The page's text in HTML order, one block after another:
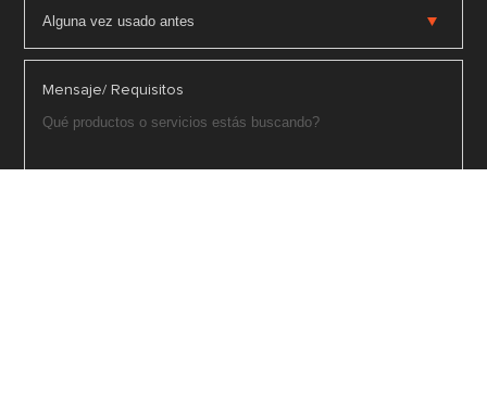
Mensaje/ Requisitos